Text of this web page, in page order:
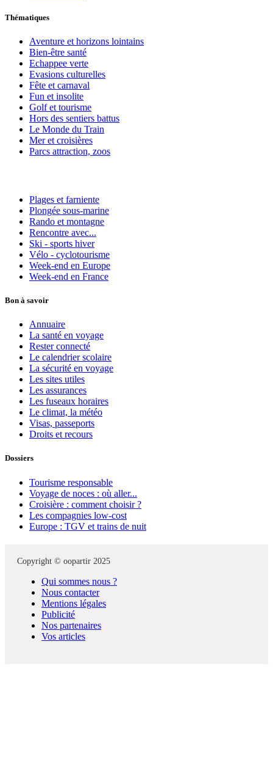
Thématiques
Aventure et horizons lointains
Bien-être santé
Echappee verte
Evasions culturelles
Fête et carnaval
Fun et insolite
Golf et tourisme
Hors des sentiers battus
Le Monde du Train
Mer et croisières
Parcs attraction, zoos
Plages et farniente
Plongée sous-marine
Rando et montagne
Rencontre avec...
Ski - sports hiver
Vélo - cyclotourisme
Week-end en Europe
Week-end en France
Bon à savoir
Annuaire
La santé en voyage
Rester connecté
Le calendrier scolaire
La sécurité en voyage
Les sites utiles
Les assurances
Les fuseaux horaires
Le climat, la météo
Visas, passeports
Droits et recours
Dossiers
Tourisme responsable
Voyage de noces : où aller...
Croisière : comment choisir ?
Les compagnies low-cost
Europe : TGV et trains de nuit
Copyright © oopartir 2025
Qui sommes nous ?
Nous contacter
Mentions légales
Publicité
Nos partenaires
Vos articles